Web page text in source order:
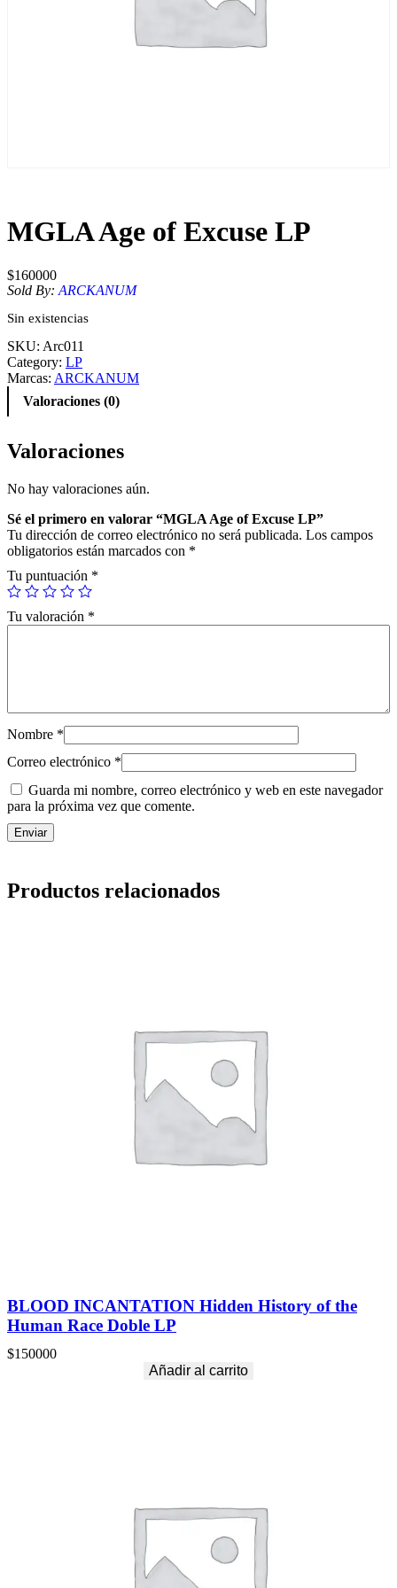
MGLA Age of Excuse LP
$160000
Sold By: ARCKANUM
Sin existencias
SKU: Arc011
Category: LP
Marcas: ARCKANUM
Valoraciones (0)
Valoraciones
No hay valoraciones aún.
Sé el primero en valorar “MGLA Age of Excuse LP”
Tu dirección de correo electrónico no será publicada. Los campos
obligatorios están marcados con *
Tu puntuación *
Tu valoración *
Nombre *
Correo electrónico *
Guarda mi nombre, correo electrónico y web en este navegador
para la próxima vez que comente.
Productos relacionados
BLOOD INCANTATION Hidden History of the
Human Race Doble LP
$150000
Añadir al carrito